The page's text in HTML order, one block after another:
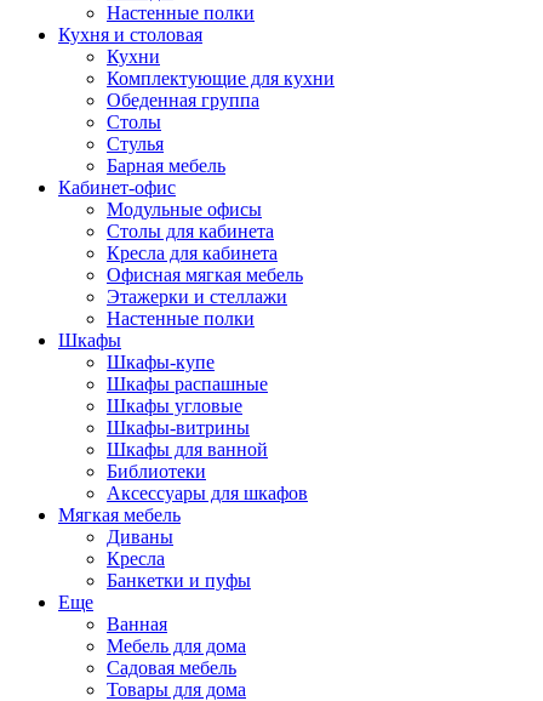
Настенные полки
Кухня и столовая
Кухни
Комплектующие для кухни
Обеденная группа
Столы
Стулья
Барная мебель
Кабинет-офис
Модульные офисы
Столы для кабинета
Кресла для кабинета
Офисная мягкая мебель
Этажерки и стеллажи
Настенные полки
Шкафы
Шкафы-купе
Шкафы распашные
Шкафы угловые
Шкафы-витрины
Шкафы для ванной
Библиотеки
Аксессуары для шкафов
Мягкая мебель
Диваны
Кресла
Банкетки и пуфы
Еще
Ванная
Мебель для дома
Садовая мебель
Товары для дома